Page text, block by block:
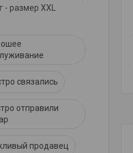
- размер XXL
связались
отправили
продавец